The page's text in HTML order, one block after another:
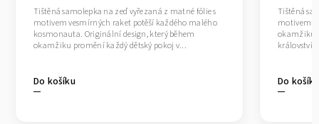
Do košíku
Tištěná samolepka na zeď vyřezaná z matné fólie s
motivem vesmírných raket potěší každého malého
kosmonauta. Originální design, který během
okamžiku promění každý dětský pokoj v...
Do košíku
Tištěná
motivem
okamžiku
království.